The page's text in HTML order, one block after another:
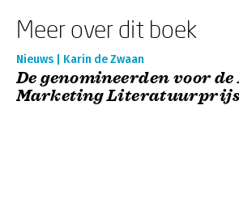
Meer over dit boek
Nieuws | Karin de Zwaan
De genomineerden voor de
Marketing Literatuurprijs